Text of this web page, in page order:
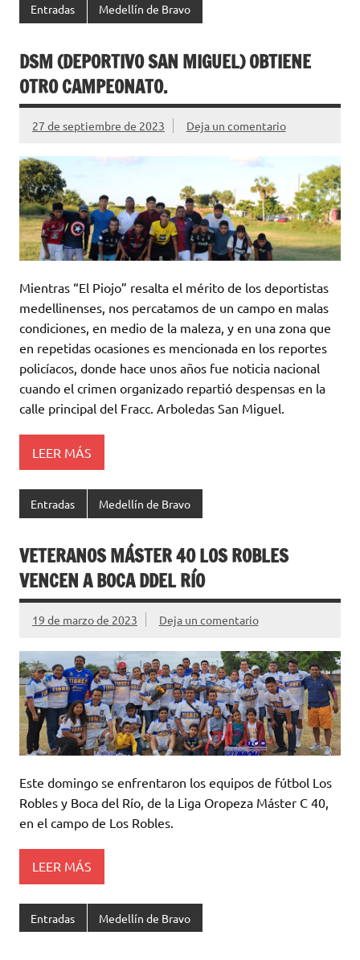
Entradas Medellín de Bravo
DSM (DEPORTIVO SAN MIGUEL) OBTIENE
OTRO CAMPEONATO.
27 de septiembre de 2023 Deja un comentario
Mientras “El Piojo” resalta el mérito de los deportistas
medellinenses, nos percatamos de un campo en malas
condiciones, en medio de la maleza, y en una zona que
en repetidas ocasiones es mencionada en los reportes
policíacos, donde hace unos años fue noticia nacional
cuando el crimen organizado repartió despensas en la
calle principal del Fracc. Arboledas San Miguel.
LEER MÁS
Entradas Medellín de Bravo
VETERANOS MÁSTER 40 LOS ROBLES
VENCEN A BOCA DDEL RÍO
19 de marzo de 2023 Deja un comentario
Este domingo se enfrentaron los equipos de fútbol Los
Robles y Boca del Río, de la Liga Oropeza Máster C 40,
en el campo de Los Robles.
LEER MÁS
Entradas Medellín de Bravo